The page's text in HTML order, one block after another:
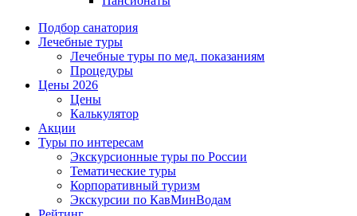
Подбор санатория
Лечебные туры
Лечебные туры по мед. показаниям
Процедуры
Цены 2026
Цены
Калькулятор
Акции
Туры по интересам
Экскурсионные туры по России
Тематические туры
Корпоративный туризм
Экскурсии по КавМинВодам